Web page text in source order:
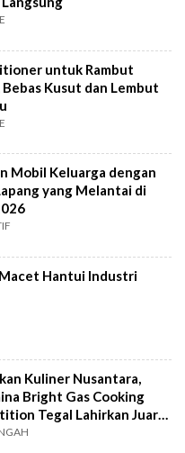
untuk Rambut
Kusut dan Lembut
Mobil Keluarga dengan
yang Melantai di
Hantui Industri
Kuliner Nusantara,
Bright Gas Cooking
Tegal Lahirkan Juara